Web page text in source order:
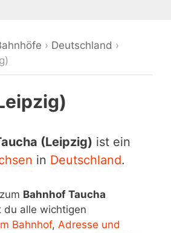
› Deutschland ›
(Leipzig) ist ein
in Deutschland.
Bahnhof Taucha
du alle wichtigen
Bahnhof, Adresse und